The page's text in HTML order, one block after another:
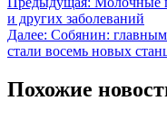
и других заболеваний
Далее: Собянин:
стали восемь новых
Похожие